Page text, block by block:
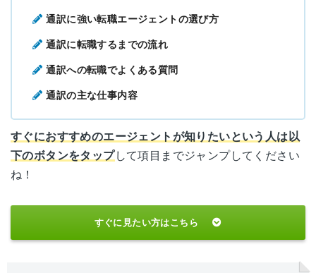
通訳に強い転職エージェントの選び方
通訳に転職するまでの流れ
通訳への転職でよくある質問
通訳の主な仕事内容
すぐにおすすめのエージェントが知りたいという人は以
下のボタンをタップして項目までジャンプしてください
ね！
すぐに見たい方はこちら